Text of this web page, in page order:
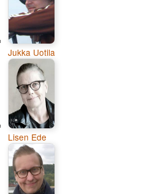
Jukka Uotila
Lisen Ede